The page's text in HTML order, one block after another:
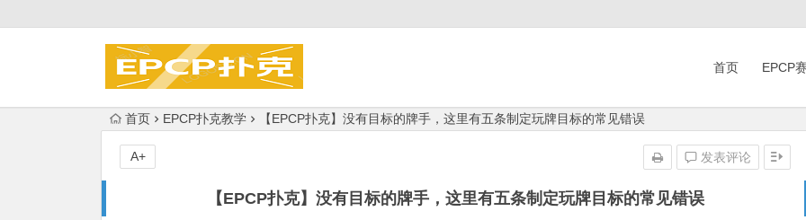
首页 EPCP
首页 EPCP扑克教学 【EPCP扑克】没有目标的牌手，这里有五条制定玩牌目标的常见错误
【EPCP扑克】没有目标的牌手，这里有五条制定玩牌目标的常见错误
发表评论
A+